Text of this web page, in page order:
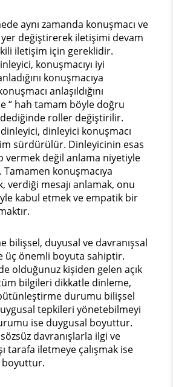
aynı zamanda konuşmacı ve
değiştirerek iletişimi devam
iletişim için gereklidir.
konuşmacıyı iyi
konuşmacıya
anlaşıldığını
“ hah tamam böyle doğru
dediğinde roller değiştirilir.
dinleyici konuşmacı
sürdürülür. Dinleyicinin esas
vermek değil anlama niyetiyle
konuşmacıya
verdiği mesajı anlamak, onu
kabul etmek ve empatik bir
bilişsel, duyusal ve davranışsal
üç önemli boyuta sahiptir.
olduğunuz kişiden gelen açık
bilgileri dikkatle dinleme,
durumu bilişsel
tepkileri yönetebilmeyi
ise duygusal boyuttur.
davranışlarla ilgi ve
tarafa iletmeye çalışmak ise
boyuttur.